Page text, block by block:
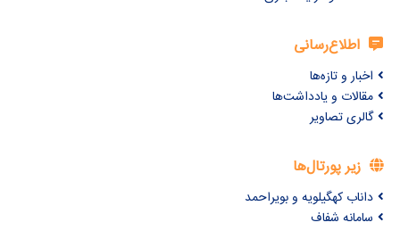
اطلاع‌رسانی
اخبار و تازه‌ها
مقالات و یادداشت‌ها
گالری تصاویر
زیر پورتال‌ها
داناب کهگیلویه و بویراحمد
سامانه شفاف